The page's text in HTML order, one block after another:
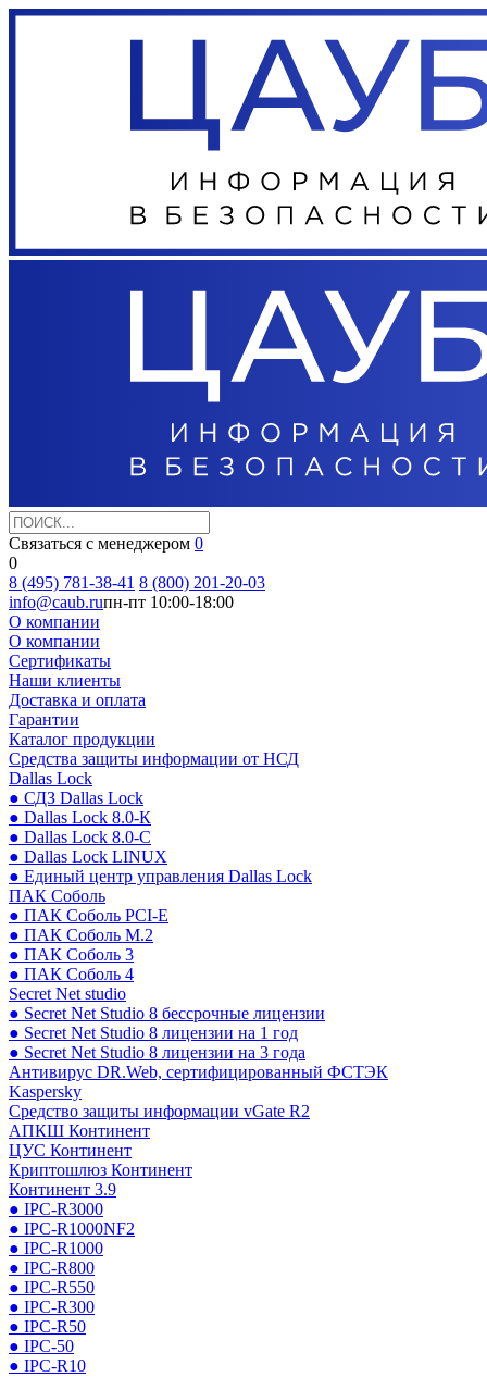
Связаться с менеджером 0
0
8 (495) 781-38-41 8 (800) 201-20-03
info@caub.ruпн-пт 10:00-18:00
О компании
О компании
Сертификаты
Наши клиенты
Доставка и оплата
Гарантии
Каталог продукции
Средства защиты информации от НСД
Dallas Lock
● СДЗ Dallas Lock
● Dallas Lock 8.0-К
● Dallas Lock 8.0-С
● Dallas Lock LINUX
● Единый центр управления Dallas Lock
ПАК Соболь
● ПАК Соболь PCI-E
● ПАК Соболь М.2
● ПАК Соболь 3
● ПАК Соболь 4
Secret Net studio
● Secret Net Studio 8 бессрочные лицензии
● Secret Net Studio 8 лицензии на 1 год
● Secret Net Studio 8 лицензии на 3 года
Антивирус DR.Web, сертифицированный ФСТЭК
Kaspersky
Средство защиты информации vGate R2
АПКШ Континент
ЦУС Континент
Криптошлюз Континент
Континент 3.9
● IPC-R3000
● IPC-R1000NF2
● IPC-R1000
● IPC-R800
● IPC-R550
● IPC-R300
● IPC-R50
● IPC-50
● IPC-R10